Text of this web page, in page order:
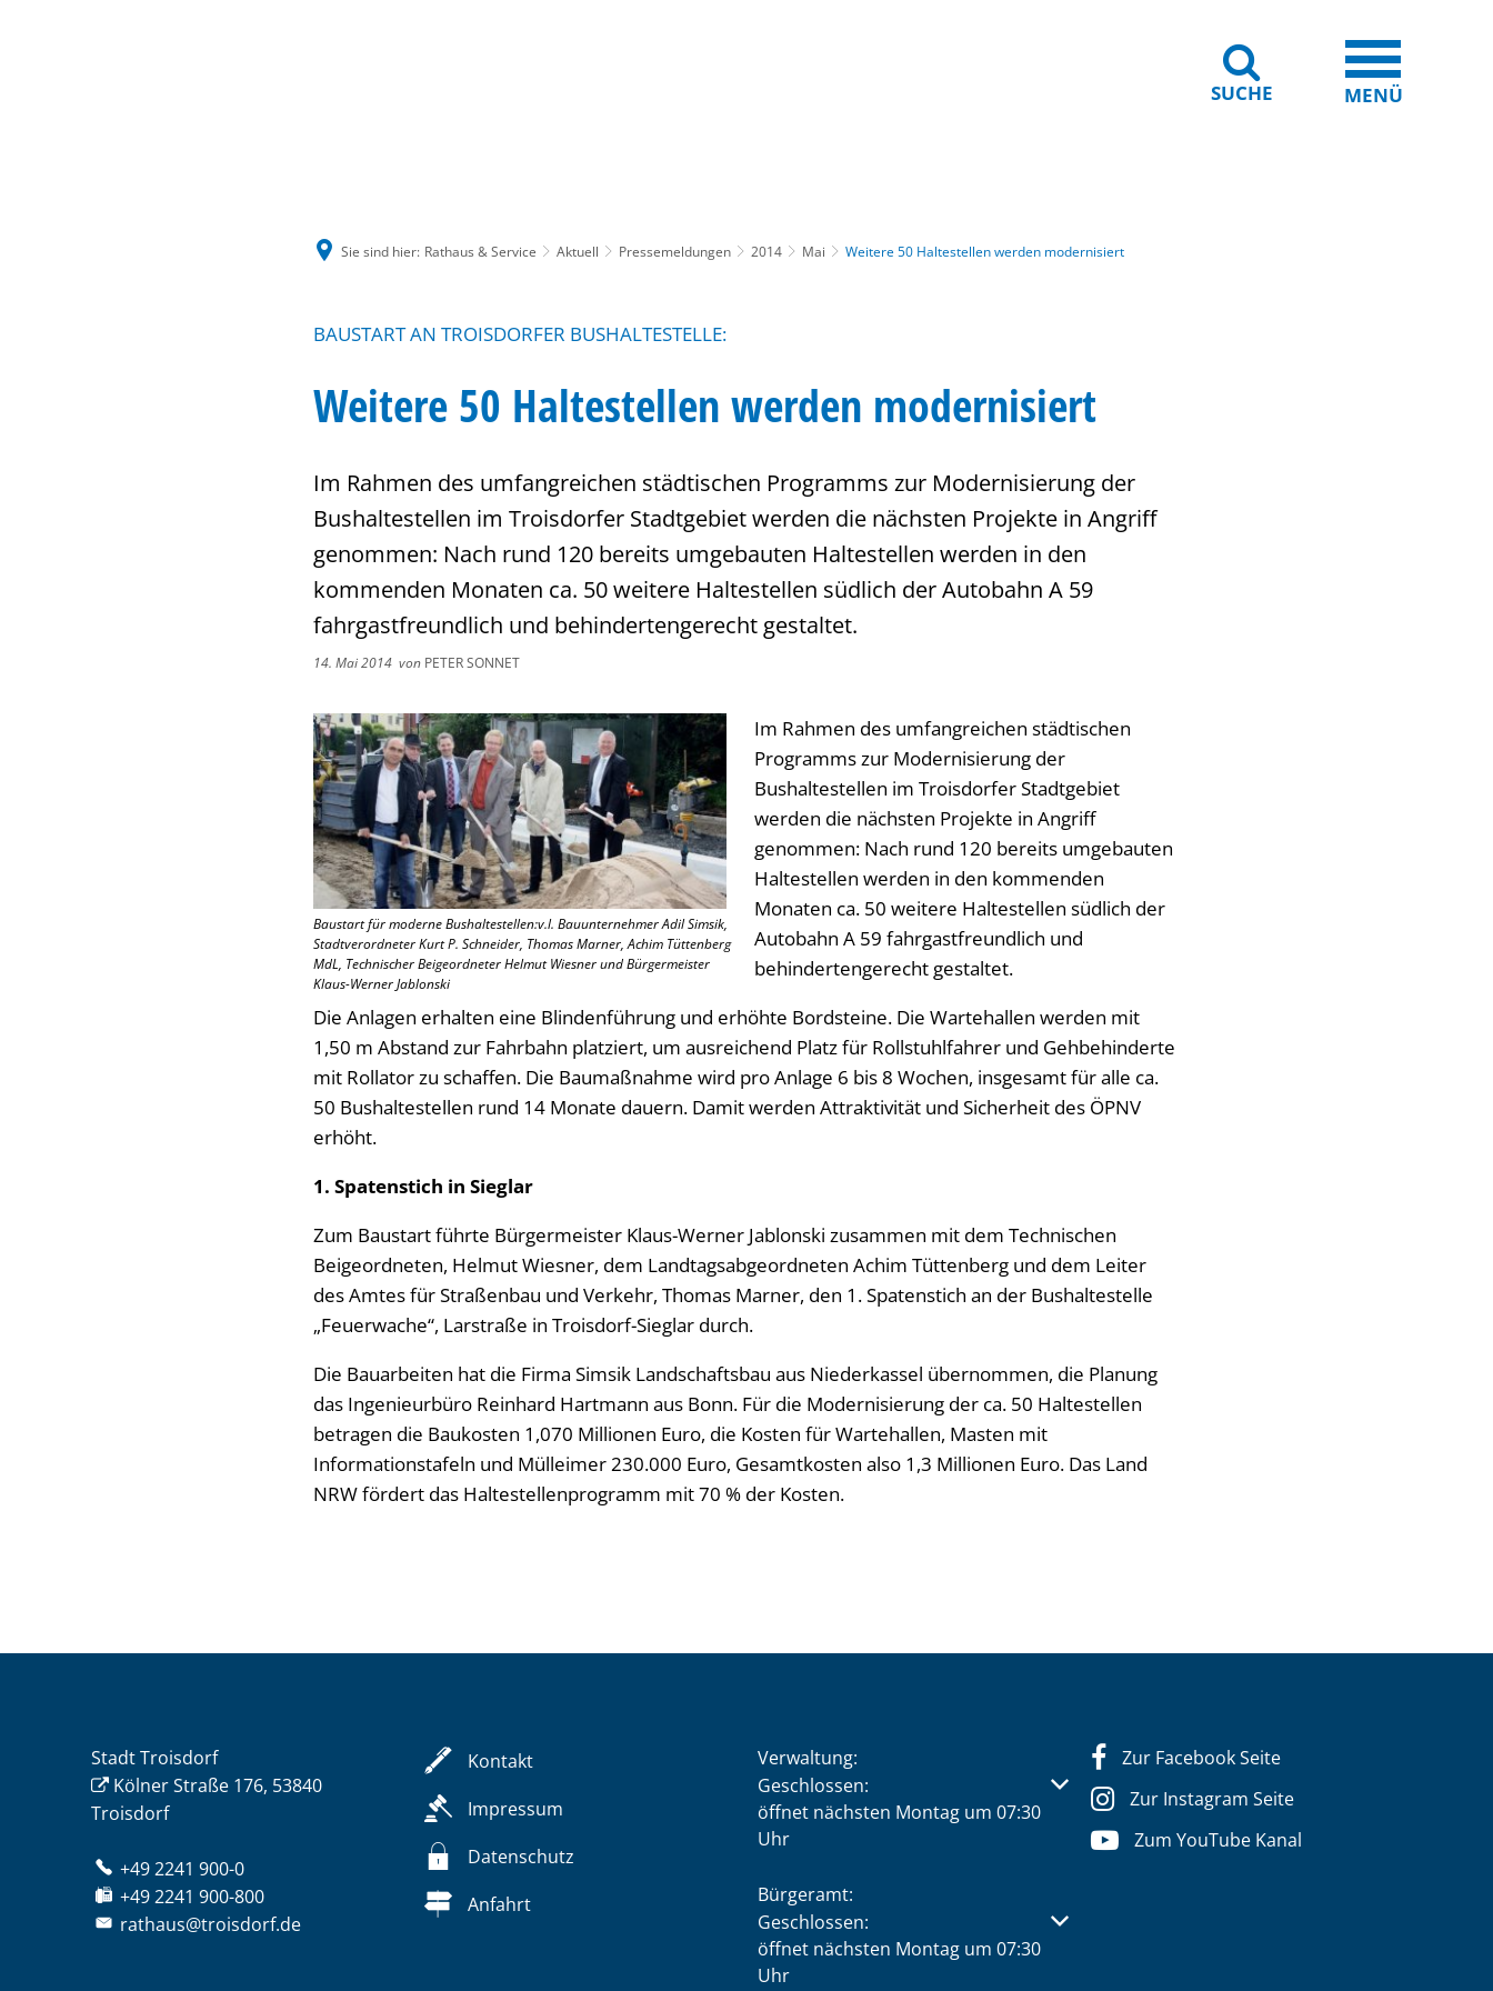
SUCHE MENÜ
Sie sind hier: Rathaus & Service Aktuell Pressemeldungen 2014 Mai Weitere 50 Haltestellen werden modernisiert
BAUSTART AN TROISDORFER BUSHALTESTELLE:
Weitere 50 Haltestellen werden modernisiert
Im Rahmen des umfangreichen städtischen Programms zur Modernisierung der
Bushaltestellen im Troisdorfer Stadtgebiet werden die nächsten Projekte in Angriff
genommen: Nach rund 120 bereits umgebauten Haltestellen werden in den
kommenden Monaten ca. 50 weitere Haltestellen südlich der Autobahn A 59
fahrgastfreundlich und behindertengerecht gestaltet.
14. Mai 2014 von PETER SONNET
Baustart für moderne Bushaltestellen:v.l. Bauunternehmer Adil Simsik,
Stadtverordneter Kurt P. Schneider, Thomas Marner, Achim Tüttenberg
MdL, Technischer Beigeordneter Helmut Wiesner und Bürgermeister
Klaus-Werner Jablonski
Im Rahmen des umfangreichen städtischen
Programms zur Modernisierung der
Bushaltestellen im Troisdorfer Stadtgebiet
werden die nächsten Projekte in Angriff
genommen: Nach rund 120 bereits umgebauten
Haltestellen werden in den kommenden
Monaten ca. 50 weitere Haltestellen südlich der
Autobahn A 59 fahrgastfreundlich und
behindertengerecht gestaltet.
Die Anlagen erhalten eine Blindenführung und erhöhte Bordsteine. Die Wartehallen werden mit
1,50 m Abstand zur Fahrbahn platziert, um ausreichend Platz für Rollstuhlfahrer und Gehbehinderte
mit Rollator zu schaffen. Die Baumaßnahme wird pro Anlage 6 bis 8 Wochen, insgesamt für alle ca.
50 Bushaltestellen rund 14 Monate dauern. Damit werden Attraktivität und Sicherheit des ÖPNV
erhöht.
1. Spatenstich in Sieglar
Zum Baustart führte Bürgermeister Klaus-Werner Jablonski zusammen mit dem Technischen
Beigeordneten, Helmut Wiesner, dem Landtagsabgeordneten Achim Tüttenberg und dem Leiter
des Amtes für Straßenbau und Verkehr, Thomas Marner, den 1. Spatenstich an der Bushaltestelle
„Feuerwache“, Larstraße in Troisdorf-Sieglar durch.
Die Bauarbeiten hat die Firma Simsik Landschaftsbau aus Niederkassel übernommen, die Planung
das Ingenieurbüro Reinhard Hartmann aus Bonn. Für die Modernisierung der ca. 50 Haltestellen
betragen die Baukosten 1,070 Millionen Euro, die Kosten für Wartehallen, Masten mit
Informationstafeln und Mülleimer 230.000 Euro, Gesamtkosten also 1,3 Millionen Euro. Das Land
NRW fördert das Haltestellenprogramm mit 70 % der Kosten.
Stadt Troisdorf
Kölner Straße 176, 53840
Troisdorf
+49 2241 900-0
+49 2241 900-800
rathaus@troisdorf.de
Kontakt
Impressum
Datenschutz
Anfahrt
Verwaltung:
Klicken, um weitere Öffnungs- oder Schließzeiten auszublenden
Geschlossen:
öffnet nächsten Montag um 07:30
Uhr
Bürgeramt:
Klicken, um weitere Öffnungs- oder Schließzeiten auszublenden
Geschlossen:
öffnet nächsten Montag um 07:30
Uhr
Zur Facebook Seite
Zur Instagram Seite
Zum YouTube Kanal